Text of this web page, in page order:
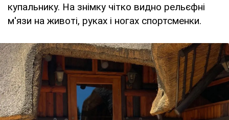
купальнику. На знімку чітко видно рельєфні
м'язи на животі, руках і ногах спортсменки.